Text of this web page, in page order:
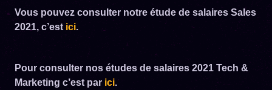
Vous pouvez consulter notre étude de salaires Sales
2021, c’est ici.
Pour consulter nos études de salaires 2021 Tech &
Marketing c’est par ici.